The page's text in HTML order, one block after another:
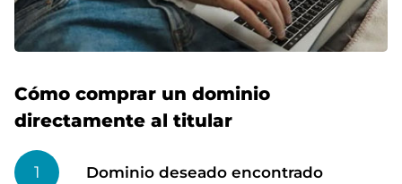
Cómo comprar un dominio
directamente al titular
1 Dominio deseado encontrado